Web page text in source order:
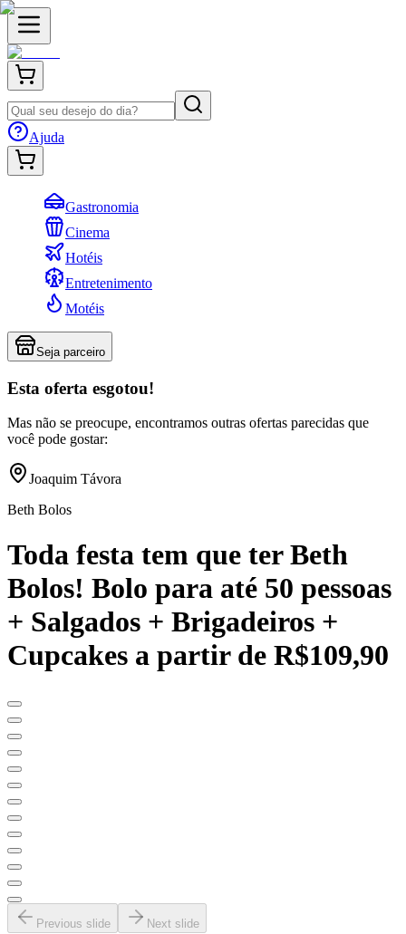
Ajuda
Gastronomia
Cinema
Hotéis
Entretenimento
Motéis
Seja parceiro
Esta oferta esgotou!
Mas não se preocupe, encontramos outras ofertas parecidas que
você pode gostar:
Joaquim Távora
Beth Bolos
Toda festa tem que ter Beth
Bolos! Bolo para até 50 pessoas
+ Salgados + Brigadeiros +
Cupcakes a partir de R$109,90
Previous slide Next slide